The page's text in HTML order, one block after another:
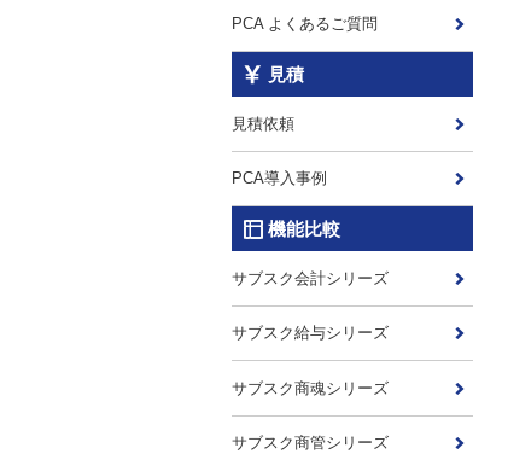
PCA よくあるご質問
見積
見積依頼
PCA導入事例
機能比較
サブスク会計シリーズ
サブスク給与シリーズ
サブスク商魂シリーズ
サブスク商管シリーズ